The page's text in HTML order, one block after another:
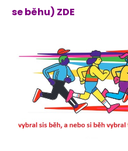
se běhu) ZDE